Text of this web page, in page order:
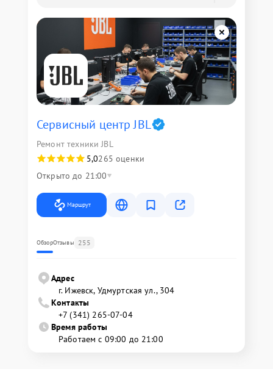
Сервисный центр JBL
Ремонт техники JBL
5,0265 оценки
Открыто до 21:00
Маршрут
ОбзорОтзывы 255
Адрес
г. Ижевск, Удмуртская ул., 304
Контакты
+7 (341) 265-07-04
Время работы
Работаем с 09:00 до 21:00